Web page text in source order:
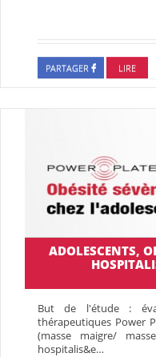
PARTAGER LIRE
ADOLESCENTS,
But de l'étude :
thérapeutiques Power
(masse maigre/
hospitalis&e…